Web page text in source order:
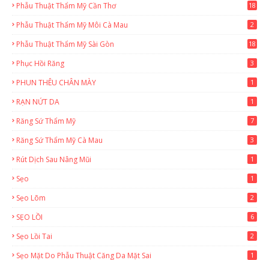
Phẫu Thuật Thẩm Mỹ Cần Thơ
18
Phẫu Thuật Thẩm Mỹ Môi Cà Mau 2
Phẫu Thuật Thẩm Mỹ Sài Gòn
18
Phục Hồi Răng 3
PHUN THÊU CHÂN MÀY 1
RẠN NỨT DA 1
Răng Sứ Thẩm Mỹ 7
Răng Sứ Thẩm Mỹ Cà Mau 3
Rút Dịch Sau Nâng Mũi 1
Sẹo 1
Sẹo Lõm 2
SẸO LỒI 6
Sẹo Lồi Tai 2
Sẹo Mặt Do Phẫu Thuật Căng Da Mặt Sai 1